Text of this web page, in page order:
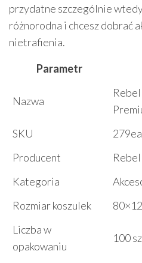
przydatne szczególnie
różnorodna i chcesz dobrać
nietrafienia.
Parametr
Nazwa
SKU
Producent
Rebel
Kategoria
Rozmiar koszulek
Liczba w
opakowaniu
100